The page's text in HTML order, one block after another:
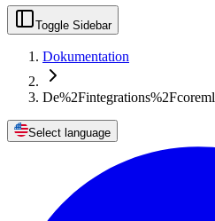
Toggle Sidebar
Dokumentation
De%2Fintegrations%2Fcoreml
Select language